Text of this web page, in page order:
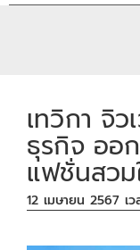
เทวิกา จิ
ธุรกิจ ออ
แฟชั่นสวม
12 เมษายน 2567 เว